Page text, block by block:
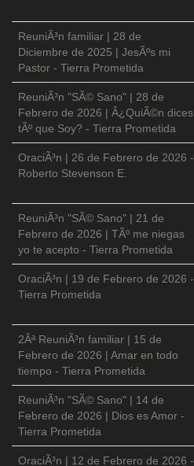
ReuniÃ³n familiar | 28 de
Diciembre de 2025 | JesÃºs mi
Pastor - Tierra Prometida
ReuniÃ³n "SÃ© Sano" | 28 de
Febrero de 2026 | Â¿QuiÃ©n dices
tÃº que Soy? - Tierra Prometida
OraciÃ³n | 26 de Febrero de 2026 -
Roberto Stevenson E.
ReuniÃ³n "SÃ© Sano" | 21 de
Febrero de 2026 | TÃº me niegas
yo te acepto - Tierra Prometida
OraciÃ³n | 19 de Febrero de 2026 -
Tierra Prometida
2Âª ReuniÃ³n familiar | 15 de
Febrero de 2026 | Amar en todo
tiempo - Tierra Prometida
ReuniÃ³n "SÃ© Sano" | 14 de
Febrero de 2026 | Dios es Amor -
Tierra Prometida
OraciÃ³n | 12 de Febrero de 2026 -